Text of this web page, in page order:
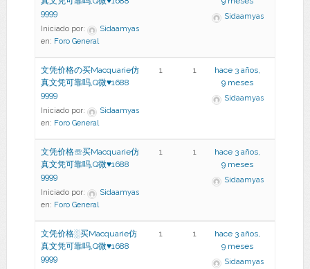
9999
Iniciado por:
Sidaamyas
en: Foro General
Sidaamyas
文凭价格の买Macquarie仿
真文凭可靠吗,Q微♥1688
9999
Iniciado por:
Sidaamyas
en: Foro General
1 1
hace 3 años,
9 meses
Sidaamyas
文凭价格☏买Macquarie仿
真文凭可靠吗,Q微♥1688
9999
Iniciado por:
Sidaamyas
en: Foro General
1 1
hace 3 años,
9 meses
Sidaamyas
文凭价格░买Macquarie仿
真文凭可靠吗,Q微♥1688
9999
1 1
hace 3 años,
9 meses
Sidaamyas